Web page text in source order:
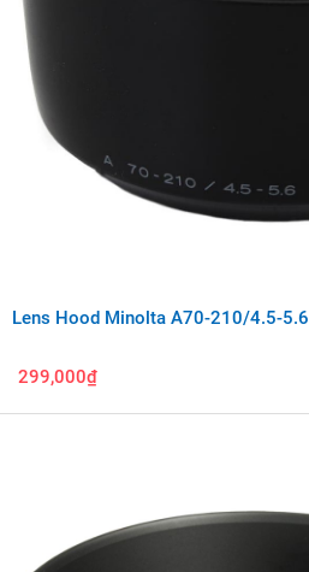
Lens Hood Minolta A70-210/4.5-5.6
299,000₫